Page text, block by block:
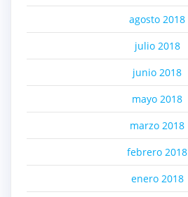
agosto 2018
julio 2018
junio 2018
mayo 2018
marzo 2018
febrero 2018
enero 2018